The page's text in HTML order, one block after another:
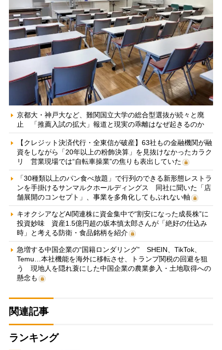
京都大・神戸大など、難関国立大学の総合型選抜が続々と廃
止 「推薦入試の拡大」報道と現実の乖離はなぜ起きるのか
【クレジット決済代行・全東信が破産】63社もの金融機関が融
資をしながら「20年以上の粉飾決算」を見抜けなかったカラク
リ 営業現場では“自転車操業”の焦りも表出していた
「30種類以上のパン食べ放題」で行列のできる新形態レストラ
ンを手掛けるサンマルクホールディングス 同社に聞いた「店
舗展開のコンセプト」、事業を多角化してもぶれない軸
キオクシアなどAI関連株に資金集中で“割安になった成長株”に
投資妙味 資産1.5億円超の坂本慎太郎さんが「絶好の仕込み
時」と考える防衛・食品銘柄を紹介
急増する中国企業の“国籍ロンダリング” SHEIN、TikTok、
Temu…本社機能を海外に移転させ、トランプ関税の回避を狙
う 現地人を隠れ蓑にした中国企業の農業参入・土地取得への
懸念も
関連記事
ランキング